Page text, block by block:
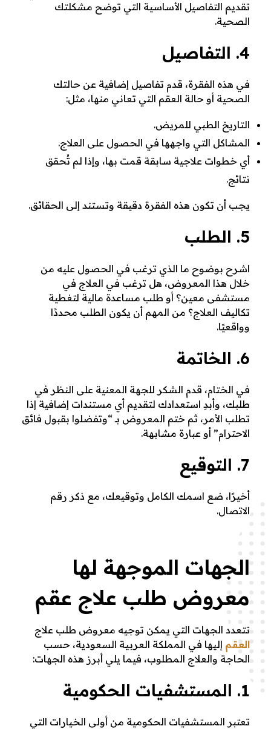
تقديم التفاصيل الأساسية التي توضح مشكلتك
الصحية.
4. التفاصيل
في هذه الفقرة، قدم تفاصيل إضافية عن حالتك
الصحية أو حالة العقم التي تعاني منها، مثل:
التاريخ الطبي للمريض.
المشاكل التي واجهها في الحصول على العلاج.
أي خطوات علاجية سابقة قمت بها، وإذا لم تُحقق
نتائج.
يجب أن تكون هذه الفقرة دقيقة وتستند إلى الحقائق.
5. الطلب
اشرح بوضوح ما الذي ترغب في الحصول عليه من
خلال هذا المعروض، هل ترغب في العلاج في
مستشفى معين؟ أو طلب مساعدة مالية لتغطية
تكاليف العلاج؟ من المهم أن يكون الطلب محددًا
وواقعيًا.
6. الخاتمة
في الختام، قدم الشكر للجهة المعنية على النظر في
طلبك، وأبدِ استعدادك لتقديم أي مستندات إضافية إذا
تطلب الأمر، ثم ختم المعروض بـ “وتفضلوا بقبول فائق
الاحترام” أو عبارة مشابهة.
7. التوقيع
أخيرًا، ضع اسمك الكامل وتوقيعك، مع ذكر رقم
الاتصال.
الجهات الموجهة لها
معروض طلب علاج عقم
تتعدد الجهات التي يمكن توجيه معروض طلب علاج
العقم إليها في المملكة العربية السعودية، حسب
الحاجة والعلاج المطلوب، فيما يلي أبرز هذه الجهات:
1. المستشفيات الحكومية
تعتبر المستشفيات الحكومية من أولى الخيارات التي